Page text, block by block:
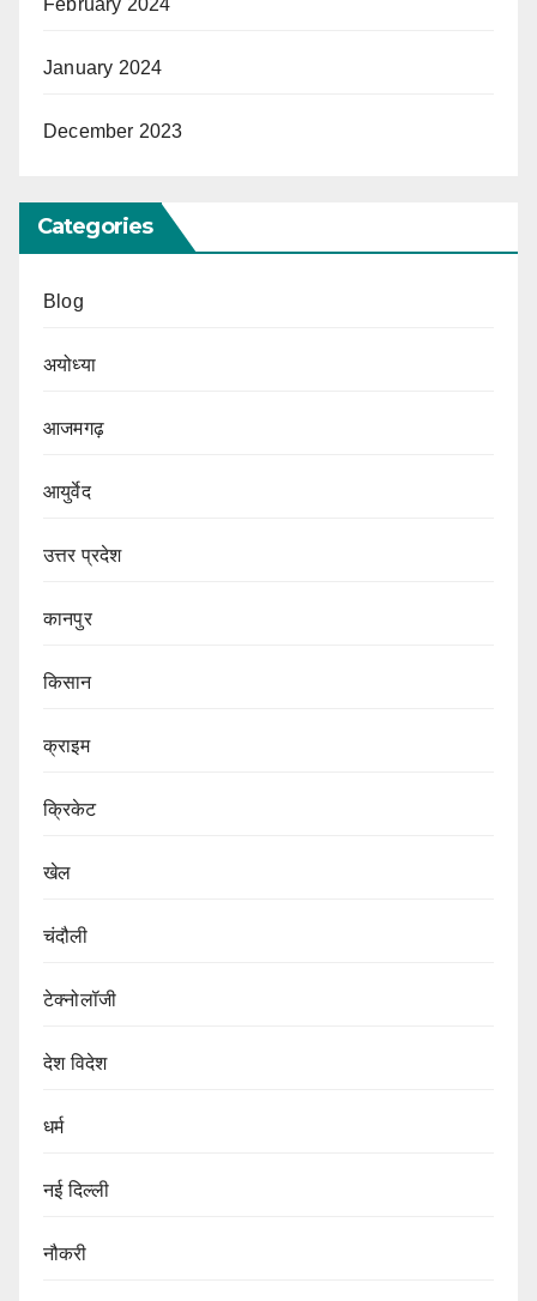
January 2024
December 2023
Categories
Blog
अयोध्या
आजमगढ़
आयुर्वेद
उत्तर प्रदेश
कानपुर
किसान
क्राइम
क्रिकेट
खेल
चंदौली
टेक्नोलॉजी
देश विदेश
धर्म
नई दिल्ली
नौकरी